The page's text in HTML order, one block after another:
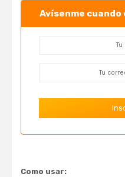
Avísenme
Como usar: